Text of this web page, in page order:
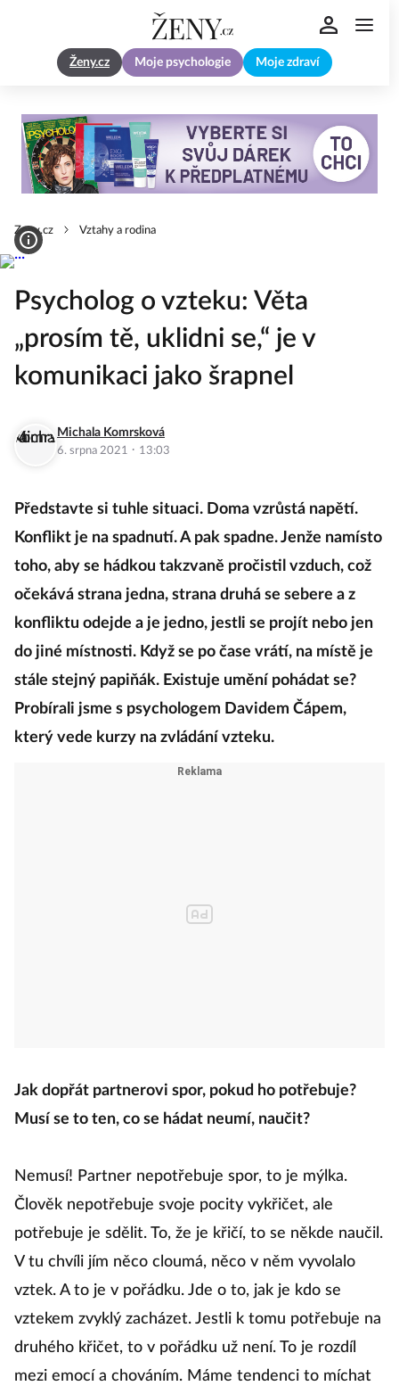
Ženy.cz Moje psychologie Moje zdraví
Zeny.cz Vztahy a rodina
Psycholog o vzteku: Věta
„prosím tě, uklidni se,“ je v
komunikaci jako šrapnel
Michala Komrsková
6. srpna 2021 · 13:03
Představte si tuhle situaci. Doma vzrůstá napětí.
Konflikt je na spadnutí. A pak spadne. Jenže namísto
toho, aby se hádkou takzvaně pročistil vzduch, což
očekává strana jedna, strana druhá se sebere a z
konfliktu odejde a je jedno, jestli se projít nebo jen
do jiné místnosti. Když se po čase vrátí, na místě je
stále stejný papiňák. Existuje umění pohádat se?
Probírali jsme s psychologem Davidem Čápem,
který vede kurzy na zvládání vzteku.
Jak dopřát partnerovi spor, pokud ho potřebuje?
Musí se to ten, co se hádat neumí, naučit?
Nemusí! Partner nepotřebuje spor, to je mýlka.
Člověk nepotřebuje svoje pocity vykřičet, ale
potřebuje je sdělit. To, že je křičí, to se někde naučil.
V tu chvíli jím něco cloumá, něco v něm vyvolalo
vztek. A to je v pořádku. Jde o to, jak je kdo se
vztekem zvyklý zacházet. Jestli k tomu potřebuje na
druhého křičet, to v pořádku už není. To je rozdíl
mezi emocí a chováním. Máme tendenci to míchat